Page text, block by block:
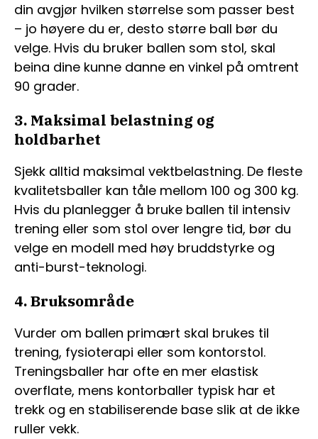
din avgjør hvilken størrelse som passer best
– jo høyere du er, desto større ball bør du
velge. Hvis du bruker ballen som stol, skal
beina dine kunne danne en vinkel på omtrent
90 grader.
3. Maksimal belastning og
holdbarhet
Sjekk alltid maksimal vektbelastning. De fleste
kvalitetsballer kan tåle mellom 100 og 300 kg.
Hvis du planlegger å bruke ballen til intensiv
trening eller som stol over lengre tid, bør du
velge en modell med høy bruddstyrke og
anti-burst-teknologi.
4. Bruksområde
Vurder om ballen primært skal brukes til
trening, fysioterapi eller som kontorstol.
Treningsballer har ofte en mer elastisk
overflate, mens kontorballer typisk har et
trekk og en stabiliserende base slik at de ikke
ruller vekk.